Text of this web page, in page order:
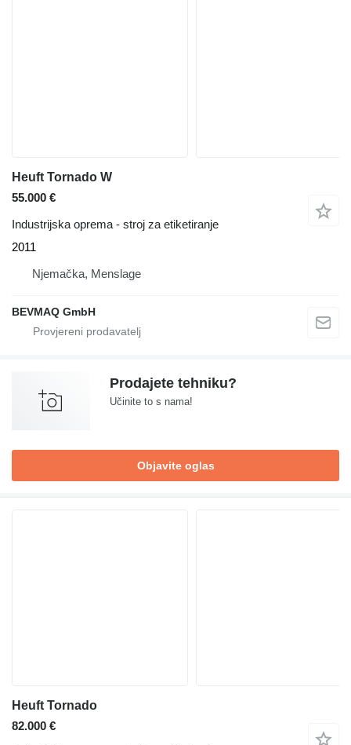
Heuft Tornado W
55.000 €
Industrijska oprema - stroj za etiketiranje
2011
Njemačka, Menslage
BEVMAQ GmbH
Prodajete tehniku?
Učinite to s nama!
Objavite oglas
Heuft Tornado
82.000 €